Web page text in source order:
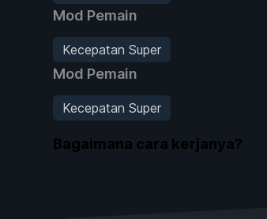
Mod Pemain
Kecepatan Super
Mod Pemain
Kecepatan Super
Bagaimana cara kerjanya?